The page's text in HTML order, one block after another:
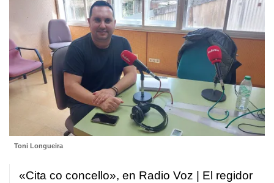
Toni Longueira
«Cita co concello», en Radio Voz | El regidor